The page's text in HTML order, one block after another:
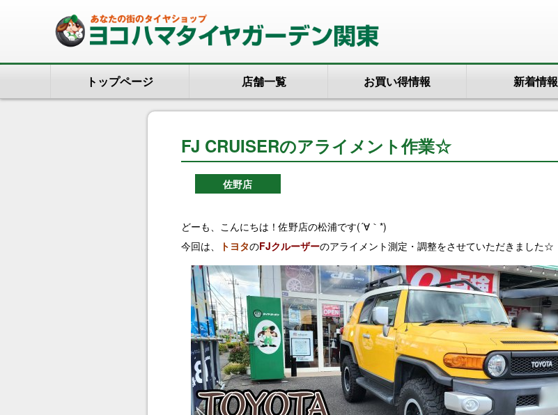
トップページ 店舗一覧 お買い得情報 新着情報
FJ CRUISERのアライメント作業☆
佐野店
どーも、こんにちは！佐野店の松浦です(´∀｀*)
今回は、
トヨタのFJクルーザーのアライメント測定・調整をさせていただきました☆